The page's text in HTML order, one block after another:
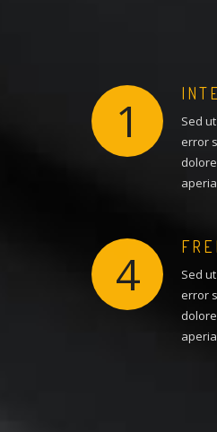
1
Sed
error
4
Sed
error